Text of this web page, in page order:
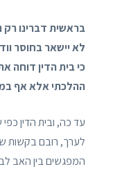
בראשית דברינו רק
לא יישאר בחוסר
כי בית הדין דוחה
ההלכתי אלא אף
לערך, רובם בקשות
המפגשים בין האב